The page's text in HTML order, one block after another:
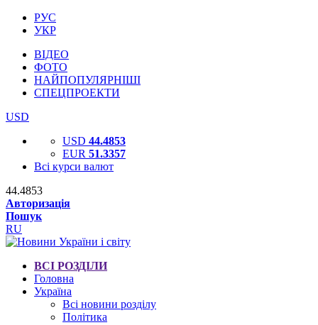
РУС
УКР
ВІДЕО
ФОТО
НАЙПОПУЛЯРНІШІ
СПЕЦПРОЕКТИ
USD
USD 44.4853
EUR 51.3357
Всі курси валют
44.4853
Авторизація
Пошук
RU
ВСІ РОЗДІЛИ
Головна
Україна
Всі новини розділу
Політика